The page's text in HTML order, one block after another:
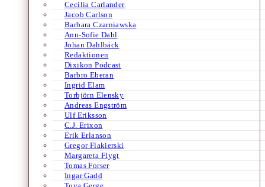
Cecilia Carlander
Jacob Carlson
Barbara Czarniawska
Ann-Sofie Dahl
Johan Dahlbäck
Redaktionen
Dixikon Podcast
Barbro Eberan
Ingrid Elam
Torbjörn Elensky
Andreas Engström
Ulf Eriksson
C.J. Erixon
Erik Erlanson
Gregor Flakierski
Margareta Flygt
Tomas Forser
Ingar Gadd